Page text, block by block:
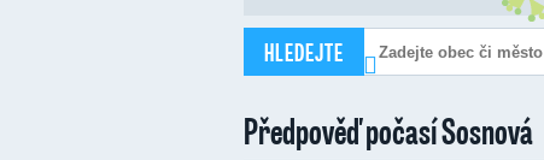
HLEDEJTE
Předpověď počasíSosnová